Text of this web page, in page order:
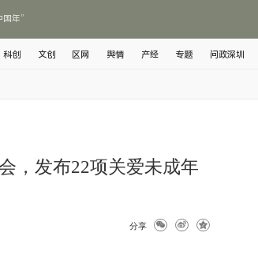
国年”
科创 文创 区网 舆情 产经 专题 问政深圳
，发布22项关爱未成年
分享